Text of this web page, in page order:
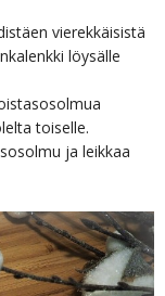
vierekkäisistä
löysälle
toiselle.
ja leikkaa